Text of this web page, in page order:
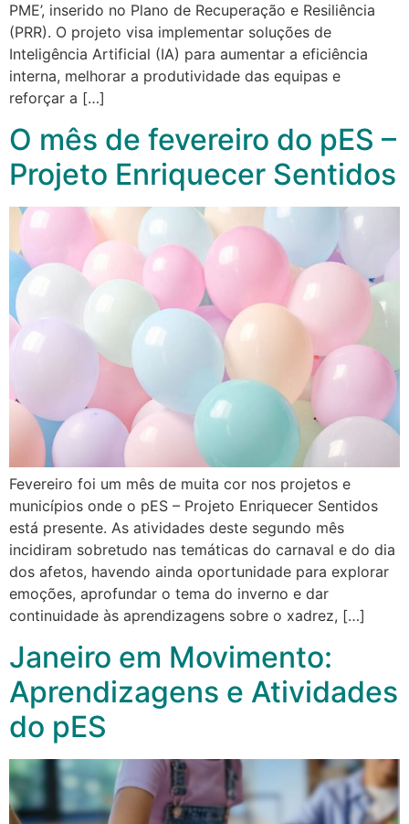
PME’, inserido no Plano de Recuperação e Resiliência
(PRR). O projeto visa implementar soluções de
Inteligência Artificial (IA) para aumentar a eficiência
interna, melhorar a produtividade das equipas e
reforçar a […]
O mês de fevereiro do pES –
Projeto Enriquecer Sentidos
Fevereiro foi um mês de muita cor nos projetos e
municípios onde o pES – Projeto Enriquecer Sentidos
está presente. As atividades deste segundo mês
incidiram sobretudo nas temáticas do carnaval e do dia
dos afetos, havendo ainda oportunidade para explorar
emoções, aprofundar o tema do inverno e dar
continuidade às aprendizagens sobre o xadrez, […]
Janeiro em Movimento:
Aprendizagens e Atividades
do pES